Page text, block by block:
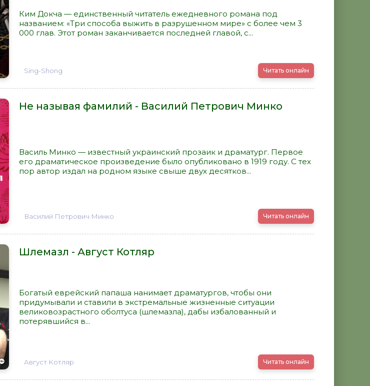
Ким Докча — единственный читатель ежедневного романа под
названием: «Три способа выжить в разрушенном мире» с более чем 3
000 глав. Этот роман заканчивается последней главой, с...
Sing-Shong Читать онлайн
Не называя фамилий - Василий Петрович Минко
Василь Минко — известный украинский прозаик и драматург. Первое
его драматическое произведение было опубликовано в 1919 году. С тех
пор автор издал на родном языке свыше двух десятков...
Василий Петрович Минко Читать онлайн
Шлемазл - Август Котляр
Богатый еврейский папаша нанимает драматургов, чтобы они
придумывали и ставили в экстремальные жизненные ситуации
великовозрастного оболтуса (шлемазла), дабы избалованный и
потерявшийся в...
Август Котляр Читать онлайн